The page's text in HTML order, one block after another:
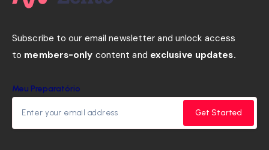
Subscribe to our email newsletter and unlock access
to members-only content and exclusive updates.
Meu Preparatório
Get Started